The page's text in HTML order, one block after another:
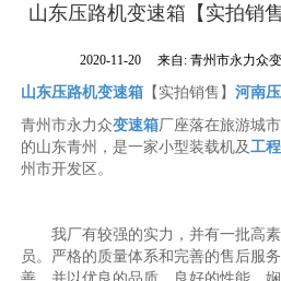
山东压路机变速箱【实拍销
2020-11-20 来自: 青州市永力众
山东压路机变速箱 【实拍销售】河南
青州市永力众变速箱厂座落在旅游城
的山东青州，是一家小型装载机及工
州市开发区。
我厂有较强的实力，并有一批高素
员。严格的质量体系和完善的售后服